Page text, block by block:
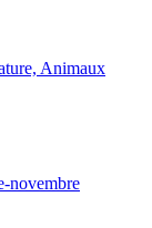
Animaux
novembre